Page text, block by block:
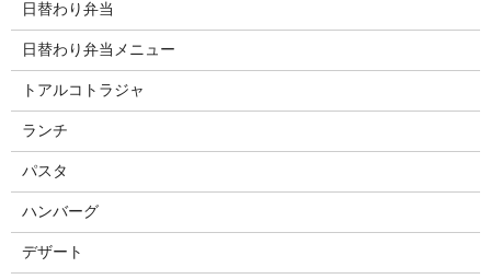
日替わり弁当
日替わり弁当メニュー
トアルコトラジャ
ランチ
パスタ
ハンバーグ
デザート